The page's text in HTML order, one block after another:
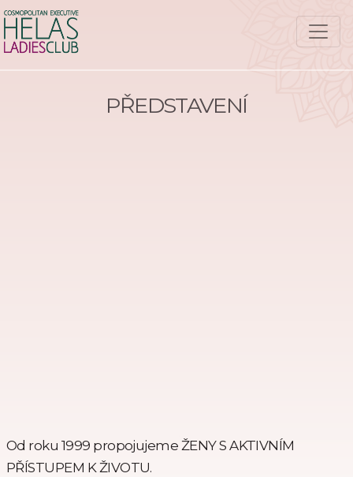
PŘEDSTAVENÍ
Od roku 1999 propojujeme ŽENY S AKTIVNÍM
PŘÍSTUPEM K ŽIVOTU.